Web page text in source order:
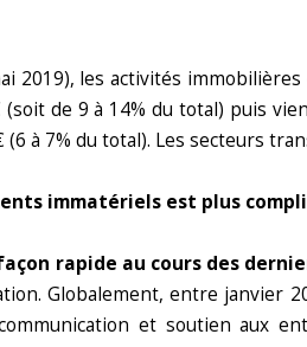
2019), les activités
de 9 à 14% du total) puis
(6 à 7% du total). Les secteurs
immatériels est plus
rapide au cours des
Globalement, entre janvier
et soutien aux